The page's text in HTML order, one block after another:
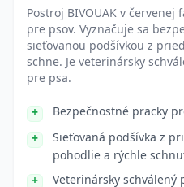
Postroj BIVOUAK v červenej
pre psov. Vyznačuje sa
sieťovanou podšívkou z
schne. Je veterinársky
pre psa.
Bezpečnostné pracky
Sieťovaná podšívka z
pohodlie a rýchle
Veterinársky schválený